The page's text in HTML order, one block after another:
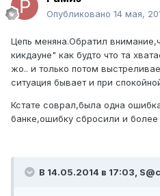
Опубликовано 14 мая,
Цепь меняна.Обратил
кикдауне" как будто что та
жо.. и только потом
ситуация бывает и при
Кстате соврал,была одна
банке,ошибку сбросили и более
В 14.05.2014 в 17:03,